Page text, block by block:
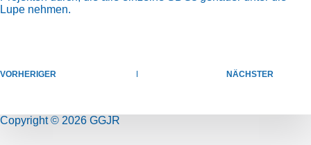
Lupe nehmen.
VORHERIGER NÄCHSTER
Copyright © 2026 GGJR